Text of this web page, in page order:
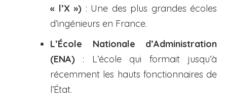
« l’X ») : Une des plus grandes écoles
d’ingénieurs en France.
L’École Nationale d’Administration
(ENA) : L’école qui formait jusqu’à
récemment les hauts fonctionnaires de
l’État.